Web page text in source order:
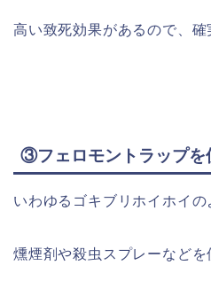
高い致死効果があるので、確
③フェロモントラップを
いわゆるゴキブリホイホイの
燻煙剤や殺虫スプレーなどを